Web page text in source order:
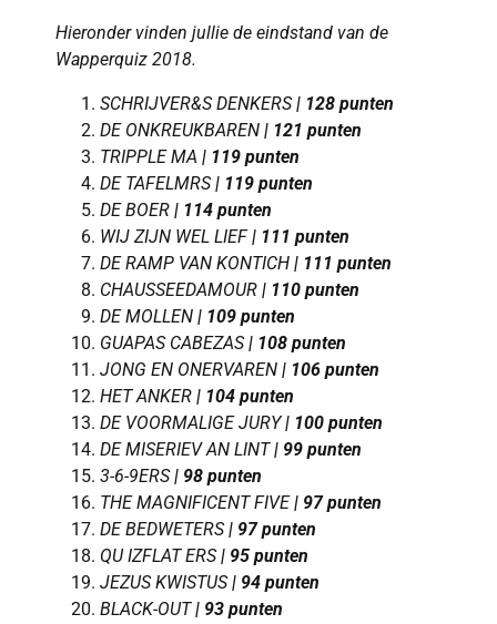
Hieronder vinden jullie de eindstand van de
Wapperquiz 2018.
SCHRIJVER&S DENKERS| 128 punten
DE ONKREUKBAREN | 121 punten
TRIPPLE MA | 119 punten
DE TAFELMRS| 119 punten
DE BOER | 114 punten
WIJ ZIJN WEL LIEF| 111 punten
DE RAMP VAN KONTICH | 111 punten
CHAUSSEEDAMOUR | 110 punten
DE MOLLEN | 109 punten
GUAPAS CABEZAS| 108 punten
JONG EN ONERVAREN | 106 punten
HET ANKER | 104 punten
DE VOORMALIGE JURY| 100 punten
DE MISERIEV AN LINT| 99 punten
3-6-9ERS| 98 punten
THE MAGNIFICENT FIVE| 97 punten
DE BEDWETERS| 97 punten
QUIZFLAT ERS| 95 punten
JEZUS KWISTUS| 94 punten
BLACK-OUT| 93 punten